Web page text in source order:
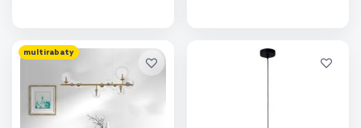
Dodaj do
porównania
Dodaj do
multirabaty